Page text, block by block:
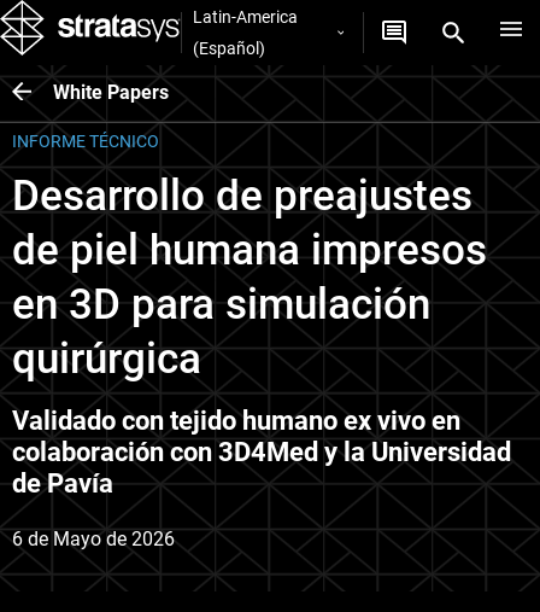
Latin-America
(Español)
White Papers
INFORME TÉCNICO
Desarrollo de preajustes
de piel humana impresos
en 3D para simulación
quirúrgica
Validado con tejido humano ex vivo en
colaboración con 3D4Med y la Universidad
de Pavía
6 de Mayo de 2026